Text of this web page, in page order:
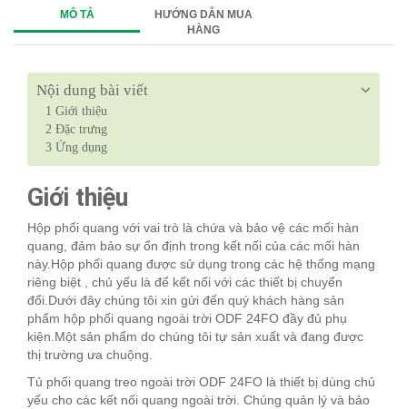
MÔ TẢ
HƯỚNG DẪN MUA
HÀNG
Nội dung bài viết
1 Giới thiệu
2 Đặc trưng
3 Ứng dụng
Giới thiệu
Hộp phối quang với vai trò là chứa và bảo vệ các mối hàn
quang, đảm bảo sự ổn định trong kết nối của các mối hàn
này.Hộp phối quang được sử dụng trong các hệ thống mạng
riêng biệt , chủ yếu là để kết nối với các thiết bị chuyển
đổi.Dưới đây chúng tôi xin gửi đến quý khách hàng sản
phẩm hộp phối quang ngoài trời ODF 24FO đầy đủ phụ
kiện.Một sản phẩm do chúng tôi tự sản xuất và đang được
thị trường ưa chuộng.
Tủ phối quang treo ngoài trời ODF 24FO là thiết bị dùng chủ
yếu cho các kết nối quang ngoài trời. Chúng quản lý và bảo